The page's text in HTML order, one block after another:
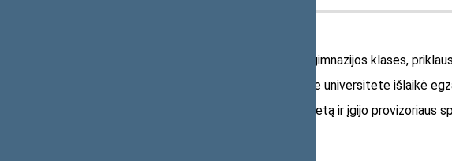
1899 m. baigė penkias Liepojos gimnazijos klases,
1904 m. Odesos imperatoriškame universitete išlaikė
1910 m. baigė Maskvos universitetą ir įgijo provizoriaus